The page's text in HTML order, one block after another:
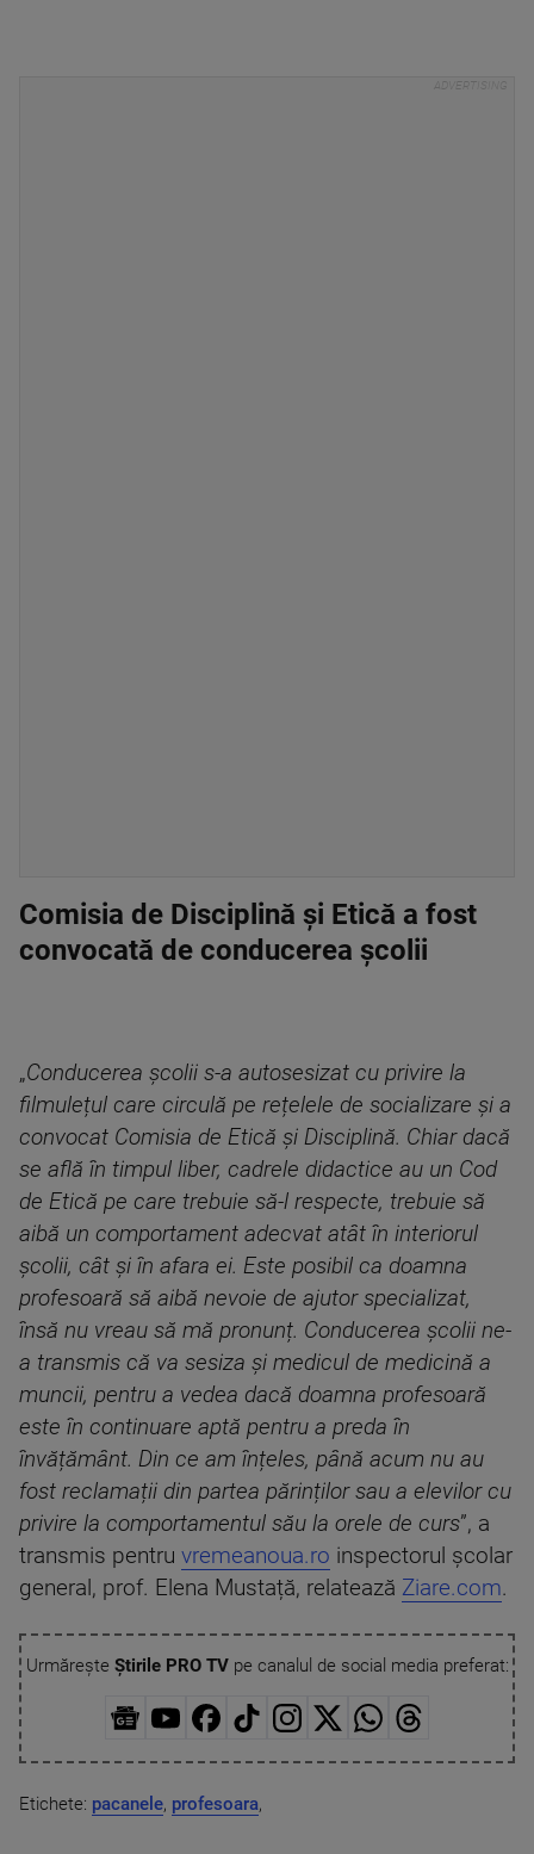
Comisia de Disciplină și Etică a fost
convocată de conducerea școlii
„Conducerea școlii s-a autosesizat cu privire la
filmulețul care circulă pe rețelele de socializare și a
convocat Comisia de Etică și Disciplină. Chiar dacă
se află în timpul liber, cadrele didactice au un Cod
de Etică pe care trebuie să-l respecte, trebuie să
aibă un comportament adecvat atât în interiorul
școlii, cât și în afara ei. Este posibil ca doamna
profesoară să aibă nevoie de ajutor specializat,
însă nu vreau să mă pronunț. Conducerea școlii ne-
a transmis că va sesiza și medicul de medicină a
muncii, pentru a vedea dacă doamna profesoară
este în continuare aptă pentru a preda în
învățământ. Din ce am înțeles, până acum nu au
fost reclamații din partea părinților sau a elevilor cu
privire la comportamentul său la orele de curs”, a
transmis pentru vremeanoua.ro inspectorul școlar
general, prof. Elena Mustață, relatează Ziare.com.
Urmărește Știrile PRO TVpe canalul de social media preferat:
Etichete: pacanele, profesoara,